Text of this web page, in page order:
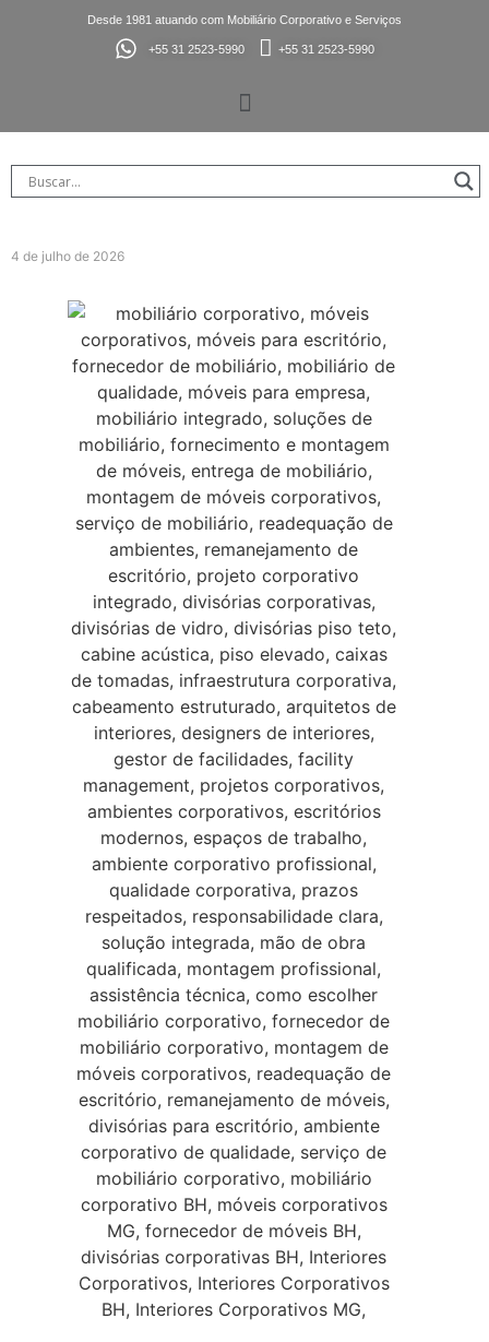
Desde 1981 atuando com Mobiliário Corporativo e Serviços
+55 31 2523-5990 +55 31 2523-5990
4 de julho de 2026